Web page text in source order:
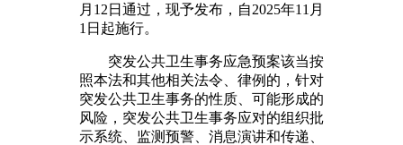
月12日通过，现予发布，自2025年11月
1日起施行。
突发公共卫生事务应急预案该当按
照本法和其他相关法令、律例的，针对
突发公共卫生事务的性质、可能形成的
风险，突发公共卫生事务应对的组织批
示系统、监测预警、消息演讲和传递、